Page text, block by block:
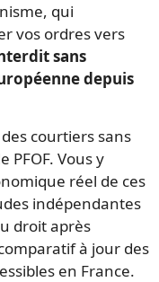
qui
vos ordres vers
sans
depuis
courtiers sans
PFOF. Vous y
réel de ces
indépendantes
droit après
à jour des
en France.